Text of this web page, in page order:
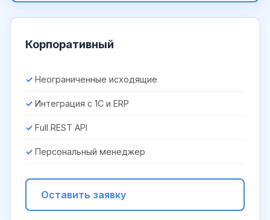
Корпоративный
Неограниченные исходящие
Интеграция с 1С и ERP
Full REST API
Персональный менеджер
Оставить заявку